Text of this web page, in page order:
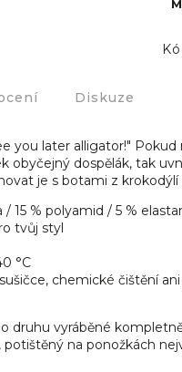
Diskuze
you later alligator!"
obyčejný dospělák, tak
je s botami z
/ 15 % polyamid / 5 %
tvůj styl
°C
chemické čištění
druhu vyráběné
na ponožkách